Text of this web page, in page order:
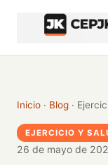
Inicio · Blog ·
EJERCICIO Y
26 de mayo de